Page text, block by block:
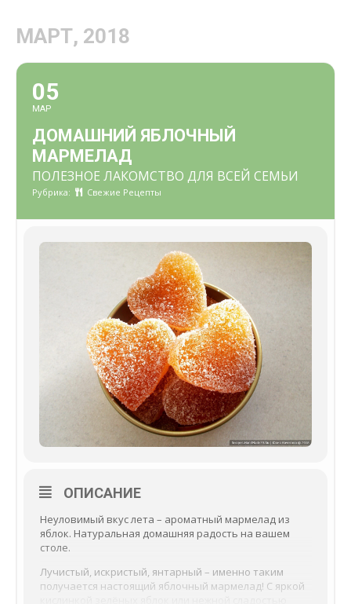
МАРТ, 2018
05
МАР
ДОМАШНИЙ ЯБЛОЧНЫЙ
МАРМЕЛАД
ПОЛЕЗНОЕ ЛАКОМСТВО ДЛЯ ВСЕЙ СЕМЬИ
Рубрика: Свежие Рецепты
ОПИСАНИЕ
Неуловимый вкус лета – ароматный мармелад из
яблок. Натуральная домашняя радость на вашем
столе.
Лучистый, искристый, янтарный – именно таким
получается настоящий яблочный мармелад! С яркой